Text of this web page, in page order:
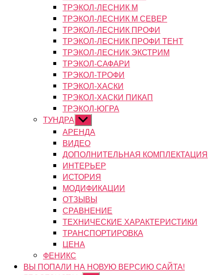
ТРЭКОЛ-ЛЕСНИК М
ТРЭКОЛ-ЛЕСНИК М СЕВЕР
ТРЭКОЛ-ЛЕСНИК ПРОФИ
ТРЭКОЛ-ЛЕСНИК ПРОФИ ТЕНТ
ТРЭКОЛ-ЛЕСНИК ЭКСТРИМ
ТРЭКОЛ-САФАРИ
ТРЭКОЛ-ТРОФИ
ТРЭКОЛ-ХАСКИ
ТРЭКОЛ-ХАСКИ ПИКАП
ТРЭКОЛ-ЮГРА
ТУНДРА Показывать
подменю
АРЕНДА
ВИДЕО
ДОПОЛНИТЕЛЬНАЯ КОМПЛЕКТАЦИЯ
ИНТЕРЬЕР
ИСТОРИЯ
МОДИФИКАЦИИ
ОТЗЫВЫ
СРАВНЕНИЕ
ТЕХНИЧЕСКИЕ ХАРАКТЕРИСТИКИ
ТРАНСПОРТИРОВКА
ЦЕНА
ФЕНИКС
ВЫ ПОПАЛИ НА НОВУЮ ВЕРСИЮ САЙТА!